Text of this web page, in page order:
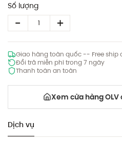
Số lượng
Giao hàng toàn quốc -- Free ship
Đổi trả miễn phí trong 7 ngày
Thanh toán an toàn
Xem cửa hàng
Dịch vụ